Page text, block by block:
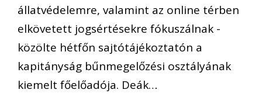
állatvédelemre, valamint az online térben
elkövetett jogsértésekre fókuszálnak -
közölte hétfőn sajtótájékoztatón a
kapitányság bűnmegelőzési osztályának
kiemelt főelőadója. Deák…